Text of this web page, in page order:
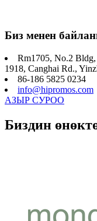
Биз менен
Rm1705, No.2 Bldg,
1918, Canghai Rd.,
86-186 5825 0234
info@hipromos.com
АЗЫР СУРОО
Биздин